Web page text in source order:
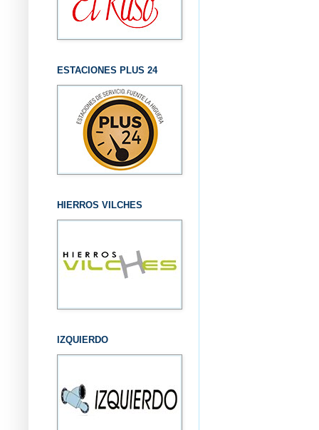
ESTACIONES PLUS 24
HIERROS VILCHES
IZQUIERDO